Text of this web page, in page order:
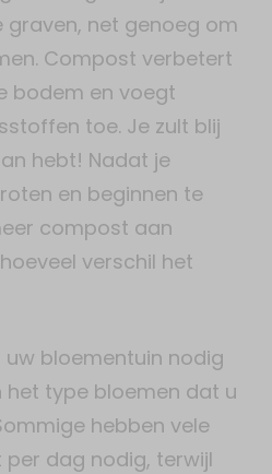
net genoeg om
Compost verbetert
bodem en voegt
toe. Je zult blij
hebt! Nadat je
en beginnen te
compost aan
verschil het
bloementuin nodig
type bloemen dat u
hebben vele
dag nodig, terwijl